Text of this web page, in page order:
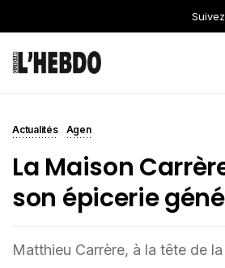
Actualités Agen
La Maison
son épicerie
Matthieu Carrère, à la tête de